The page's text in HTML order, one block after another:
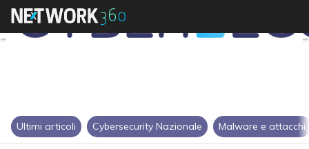
Ultimi articoli Cybersecurity Nazionale Malware e attacchi